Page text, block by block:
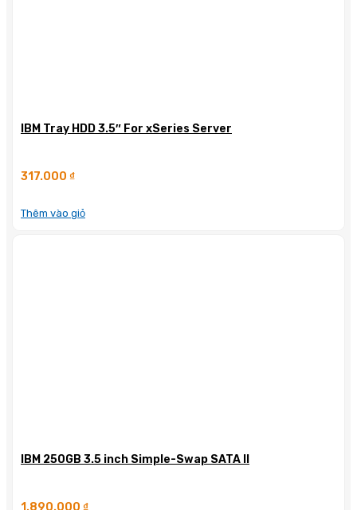
IBM Tray HDD 3.5″ For xSeries Server
317.000 ₫
Thêm vào giỏ
IBM 250GB 3.5 inch Simple-Swap SATA II
1.890.000 ₫